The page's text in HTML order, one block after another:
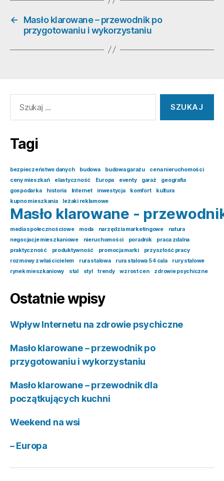
←
Masło klarowane – przewodnik po
przygotowaniu i wykorzystaniu
Tagi
bezpieczeństwo danych budowa budowa garażu
cena nieruchomości
ceny mieszkań
elastyczność Europa eventy garaż
geografia
gospodarka
historia Internet inwestycja komfort
kultura
kupno mieszkania
leżaki reklamowe
Masło klarowane -
media społecznościowe moda narzędzia marketingowe
natura
negocjacje mieszkaniowe
nieruchomości poradnik
praca zdalna
praktyczność
produktywność promocja marki
przyszłość pracy
rozmowy z właścicielem
rura stalowa rura stalowa 5 4 cala
rury stalowe
rynek mieszkaniowy
stal styl trendy wzrost cen zdrowie psychiczne
Ostatnie wpisy
Wpływ Internetu na zdrowie psychiczne
Masło klarowane – przewodnik po
przygotowaniu i wykorzystaniu
Masło klarowane – przewodnik dla
początkujących kuchni
Weekend na wsi
– Europa